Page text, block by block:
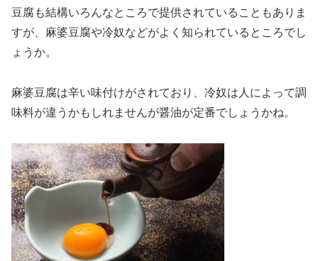
豆腐も結構いろんなところで提供されていることもありま
すが、麻婆豆腐や冷奴などがよく知られているところでし
ょうか。
麻婆豆腐は辛い味付けがされており、冷奴は人によって調
味料が違うかもしれませんが醤油が定番でしょうかね。